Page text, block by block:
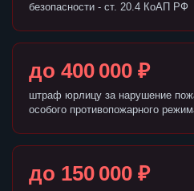
безопасности - ст. 20.4 КоАП РФ
до 400 000 ₽
штраф юрлицу за нарушение
особого противопожарного
до 150 000 ₽